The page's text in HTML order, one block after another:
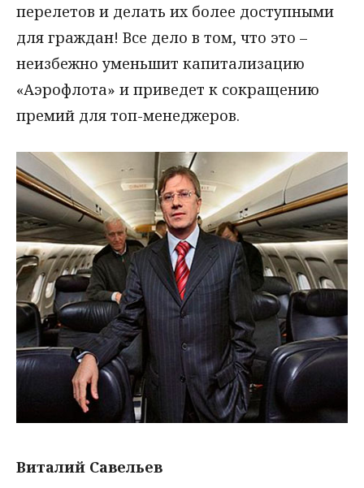
перелетов и делать их более доступными
для граждан! Все дело в том, что это –
неизбежно уменьшит капитализацию
«Аэрофлота» и приведет к сокращению
премий для топ-менеджеров.
Виталий Савельев